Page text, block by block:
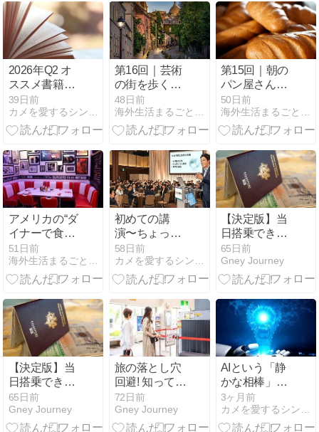
2026年Q2 オ
ススメ書籍7
選
39日前
第16回｜芸術
の街を歩く。
モンマルトル
散歩編 🎨☕✨
48日前
第15回｜朝の
パン屋さん
へ。パリジェ
ンヌの日常を
のぞいてみる
50日前
アメリカの“ダ
イナーで食べ
る朝食”7選｜
外食の日常
51日前
初めての講
演〜ちょっと
したアドベン
チャー
58日前
【決定版】当
日搭乗できな
いかも! パスポ
ートだけでは
行けない「電
を徹底解説
65日前
Gney Journey
【決定版】当
日搭乗できな
いかも! パスポ
ートだけでは
行けない「電
65日前
Gney Journey
旅の落とし穴
回避! 知ってお
くべき「通
関」の基本と
注意点
72日前
Gney Journey
AIという「静
かな相棒」
と、心地よく
働く
3ヶ月前